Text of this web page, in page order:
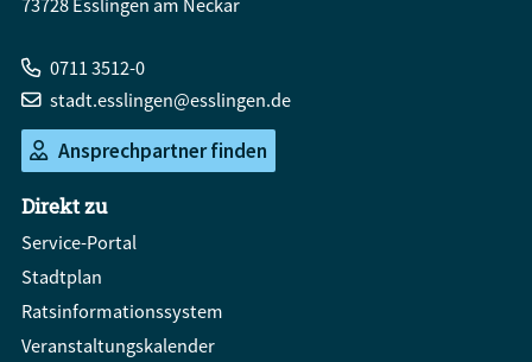
0711 3512-0
stadt.esslingen@esslingen.de
Ansprechpartner finden
Direkt zu
Service-Portal
Stadtplan
Ratsinformationssystem
Veranstaltungskalender